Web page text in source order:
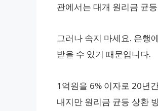
관에서는 대개 원리금 균
그러나 속지 마세요. 은행
받을 수 있기 때문입니다.
1억원을 6% 이자로 20년
내지만 원리금 균등 상환